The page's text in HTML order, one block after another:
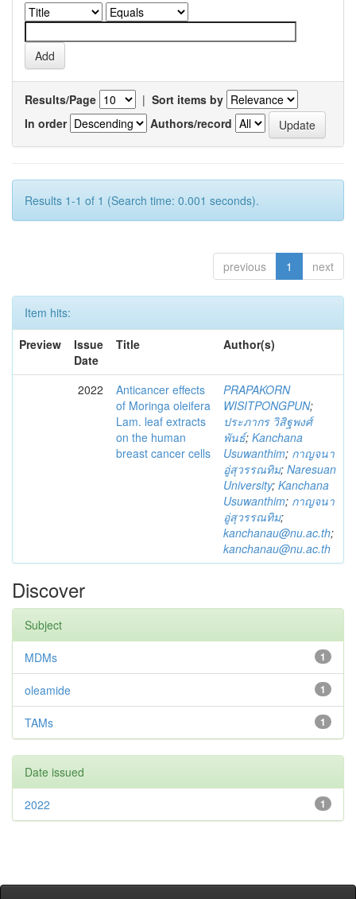
Results/Page | Sort items by
In order
Authors/record
Results 1-1 of 1 (Search time: 0.001 seconds).
previous 1 next
Item hits:
Preview
Issue
Date
Title Author(s)
2022
Anticancer effects
of Moringa oleifera
Lam. leaf extracts
on the human
breast cancer cells
PRAPAKORN
WISITPONGPUN;
ประภากร วิสิฐพงศ์
พันธ์; Kanchana
Usuwanthim; กาญจนา
อู่สุวรรณทิม; Naresuan
University; Kanchana
Usuwanthim; กาญจนา
อู่สุวรรณทิม;
kanchanau@nu.ac.th;
kanchanau@nu.ac.th
Discover
Subject
1
MDMs
1
oleamide
1
TAMs
Date issued
1
2022